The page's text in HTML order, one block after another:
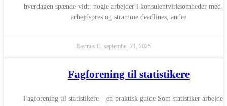
hverdagen spænde vidt: nogle arbejder i konsulentvirksomheder med
arbejdspres og stramme deadlines, andre
Rasmus C. september 21, 2025
Fagforening til statistikere
Fagforening til statistikere – en praktisk guide Som statistiker arbejder